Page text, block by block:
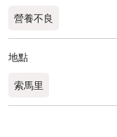
營養不良
地點
索馬里